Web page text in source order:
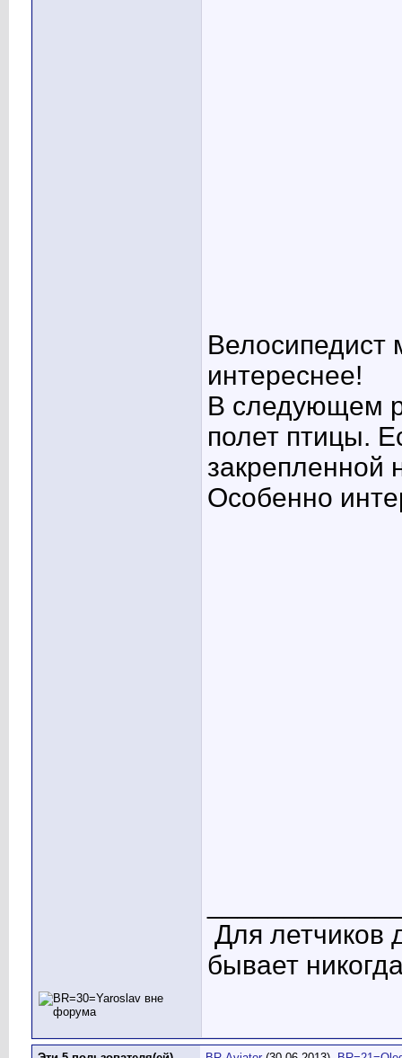
Велосипедист
интереснее!
В следующем
полет птицы.
закрепленной
Особенно
Для летчиков
бывает